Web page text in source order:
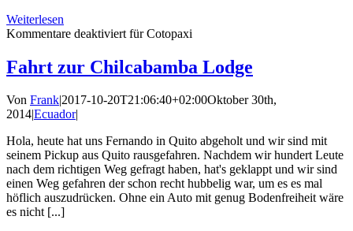
Weiterlesen
Kommentare deaktiviert für Cotopaxi
Fahrt zur Chilcabamba Lodge
Von Frank|2017-10-20T21:06:40+02:00Oktober 30th,
2014|Ecuador|
Hola, heute hat uns Fernando in Quito abgeholt und wir sind mit
seinem Pickup aus Quito rausgefahren. Nachdem wir hundert Leute
nach dem richtigen Weg gefragt haben, hat's geklappt und wir sind
einen Weg gefahren der schon recht hubbelig war, um es es mal
höflich auszudrücken. Ohne ein Auto mit genug Bodenfreiheit wäre
es nicht [...]